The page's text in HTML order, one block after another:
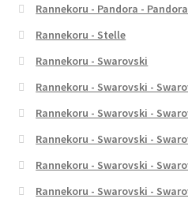
Rannekoru - Pandora -
Rannekoru - Stelle
Rannekoru - Swarovski
Rannekoru - Swarovski -
Rannekoru - Swarovski -
Rannekoru - Swarovski -
Rannekoru - Swarovski -
Rannekoru - Swarovski -